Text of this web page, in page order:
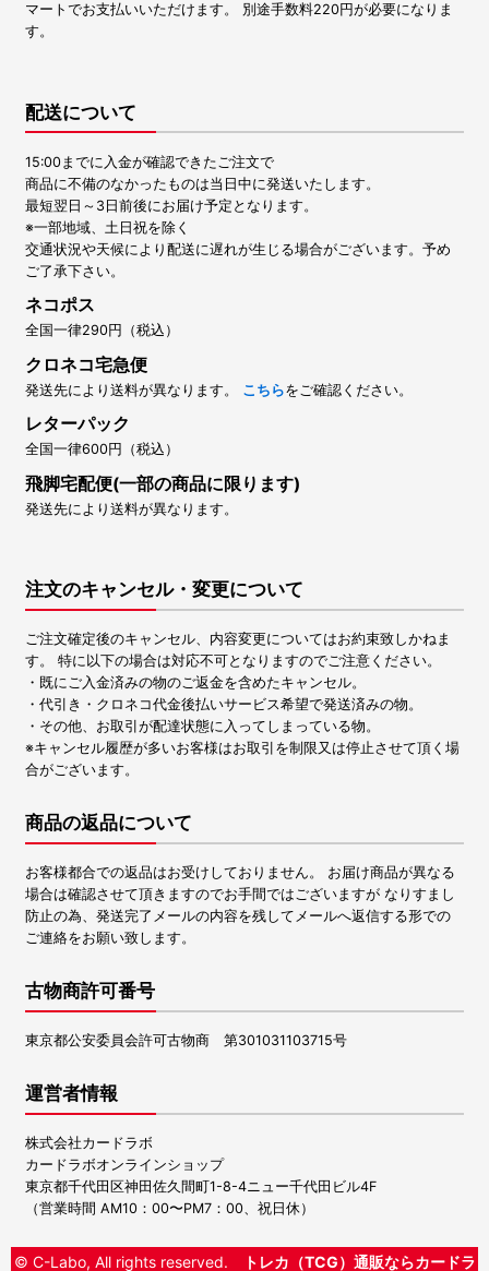
マートでお支払いいただけます。 別途手数料220円が必要になりま
す。
配送について
15:00までに入金が確認できたご注文で
商品に不備のなかったものは当日中に発送いたします。
最短翌日～3日前後にお届け予定となります。
※一部地域、土日祝を除く
交通状況や天候により配送に遅れが生じる場合がございます。予め
ご了承下さい。
ネコポス
全国一律290円（税込）
クロネコ宅急便
発送先により送料が異なります。 こちらをご確認ください。
レターパック
全国一律600円（税込）
飛脚宅配便(一部の商品に限ります)
発送先により送料が異なります。
注文のキャンセル・変更について
ご注文確定後のキャンセル、内容変更についてはお約束致しかねま
す。 特に以下の場合は対応不可となりますのでご注意ください。
・既にご入金済みの物のご返金を含めたキャンセル。
・代引き・クロネコ代金後払いサービス希望で発送済みの物。
・その他、お取引が配達状態に入ってしまっている物。
※キャンセル履歴が多いお客様はお取引を制限又は停止させて頂く場
合がございます。
商品の返品について
お客様都合での返品はお受けしておりません。 お届け商品が異なる
場合は確認させて頂きますのでお手間ではございますが なりすまし
防止の為、発送完了メールの内容を残してメールへ返信する形での
ご連絡をお願い致します。
古物商許可番号
東京都公安委員会許可古物商 第301031103715号
運営者情報
株式会社カードラボ
カードラボオンラインショップ
東京都千代田区神田佐久間町1-8-4ニュー千代田ビル4F
（営業時間 AM10：00〜PM7：00、祝日休）
© C-Labo, All rights reserved. トレカ（TCG）通販ならカードラ